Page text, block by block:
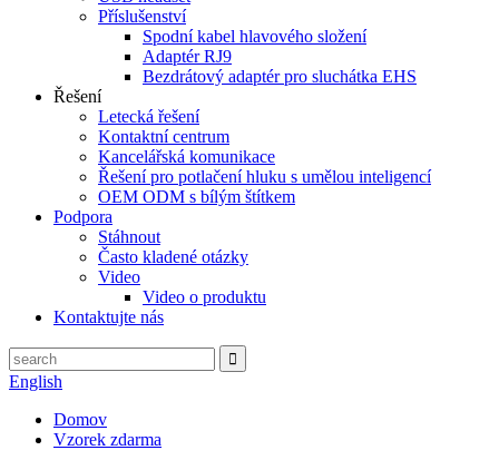
Příslušenství
Spodní kabel hlavového složení
Adaptér RJ9
Bezdrátový adaptér pro sluchátka EHS
Řešení
Letecká řešení
Kontaktní centrum
Kancelářská komunikace
Řešení pro potlačení hluku s umělou inteligencí
OEM ODM s bílým štítkem
Podpora
Stáhnout
Často kladené otázky
Video
Video o produktu
Kontaktujte nás
English
Domov
Vzorek zdarma